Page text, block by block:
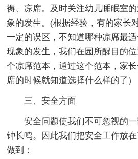
褥、凉席。及时关注幼儿睡眠室
象的发生。(根据经验，有的家长
一定的误区，不知道哪种凉席最
现象的发生，我们在园所醒目的
个凉席范本，通过这个范本，家
席的时候就知道选择什么样的了)
三、安全方面
安全问题使我们不可忽视的
钟长鸣。因此我们把安全工作放
做到：